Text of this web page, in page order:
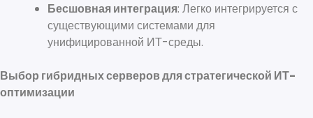
Бесшовная интеграция: Легко интегрируется с
существующими системами для
унифицированной ИТ-среды.
Выбор гибридных серверов для стратегической ИТ-
оптимизации